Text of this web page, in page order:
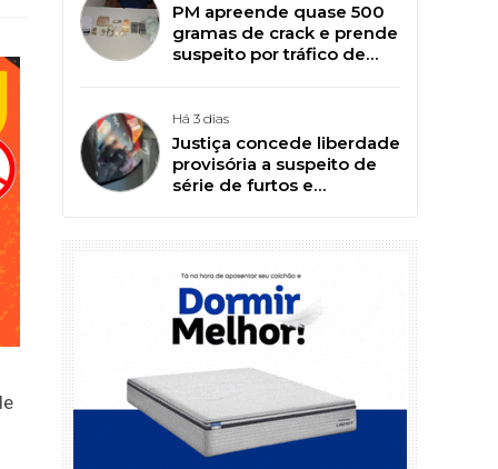
PM apreende quase 500
gramas de crack e prende
suspeito por tráfico de
Há 3 dias
Justiça concede liberdade
provisória a suspeito de
série de furtos e